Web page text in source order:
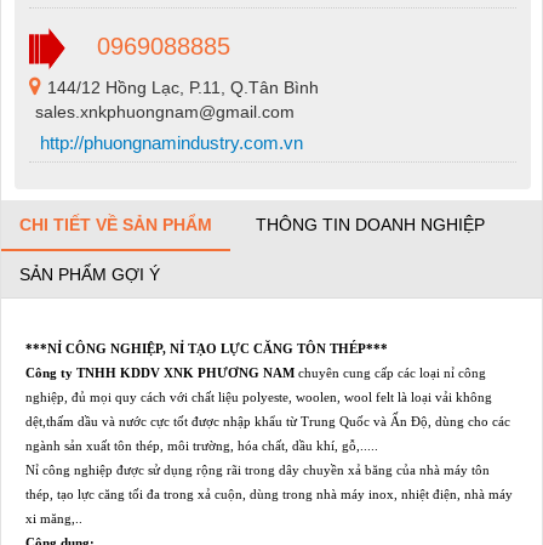
0969088885
144/12 Hồng Lạc, P.11, Q.Tân Bình
sales.xnkphuongnam@gmail.com
http://phuongnamindustry.com.vn
CHI TIẾT VỀ SẢN PHẨM THÔNG TIN DOANH NGHIỆP
SẢN PHẨM GỢI Ý
***NỈ CÔNG NGHIỆP, NỈ TẠO LỰC CĂNG TÔN THÉP***
Công ty TNHH KDDV XNK PHƯƠNG NAM chuyên cung cấp các loại nỉ công
nghiệp, đủ mọi quy cách với chất liệu polyeste, woolen, wool felt là loại vải không
dệt,thấm dầu và nước cực tốt được nhập khẩu từ Trung Quốc và Ấn Độ, dùng cho các
ngành sản xuất tôn thép, môi trường, hóa chất, dầu khí, gỗ,.....
Nỉ công nghiệp được sử dụng rộng rãi trong dây chuyền xả băng của nhà máy tôn
thép, tạo lực căng tối đa trong xả cuộn, dùng trong nhà máy inox, nhiệt điện, nhà máy
xi măng,..